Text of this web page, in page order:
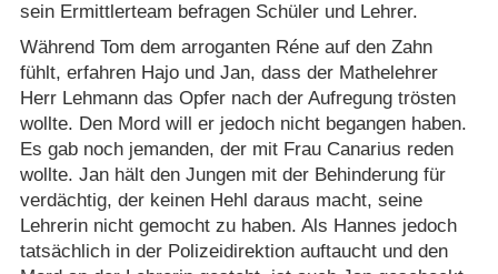
sein Ermittlerteam befragen Schüler und Lehrer.
Während Tom dem arroganten Réne auf den Zahn
fühlt, erfahren Hajo und Jan, dass der Mathelehrer
Herr Lehmann das Opfer nach der Aufregung trösten
wollte. Den Mord will er jedoch nicht begangen haben.
Es gab noch jemanden, der mit Frau Canarius reden
wollte. Jan hält den Jungen mit der Behinderung für
verdächtig, der keinen Hehl daraus macht, seine
Lehrerin nicht gemocht zu haben. Als Hannes jedoch
tatsächlich in der Polizeidirektion auftaucht und den